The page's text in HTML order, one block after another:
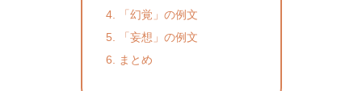
「幻覚」の例文
「妄想」の例文
まとめ